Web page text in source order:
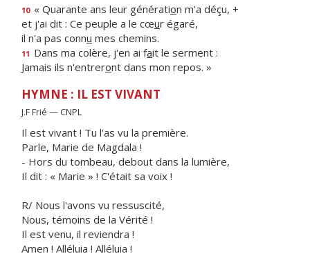
10 « Quarante ans leur génération m'a déçu, +
et j'ai dit : Ce peuple a le cœur égaré,
il n'a pas connu mes chemins.
11 Dans ma colère, j'en ai fait le serment :
Jamais ils n'entreront dans mon repos. »
HYMNE : IL EST VIVANT
J.F Frié — CNPL
Il est vivant ! Tu l'as vu la première.
Parle, Marie de Magdala !
- Hors du tombeau, debout dans la lumière,
Il dit : « Marie » ! C'était sa voix !
R/ Nous l'avons vu ressuscité,
Nous, témoins de la Vérité !
Il est venu, il reviendra !
Amen ! Alléluia ! Alléluia !